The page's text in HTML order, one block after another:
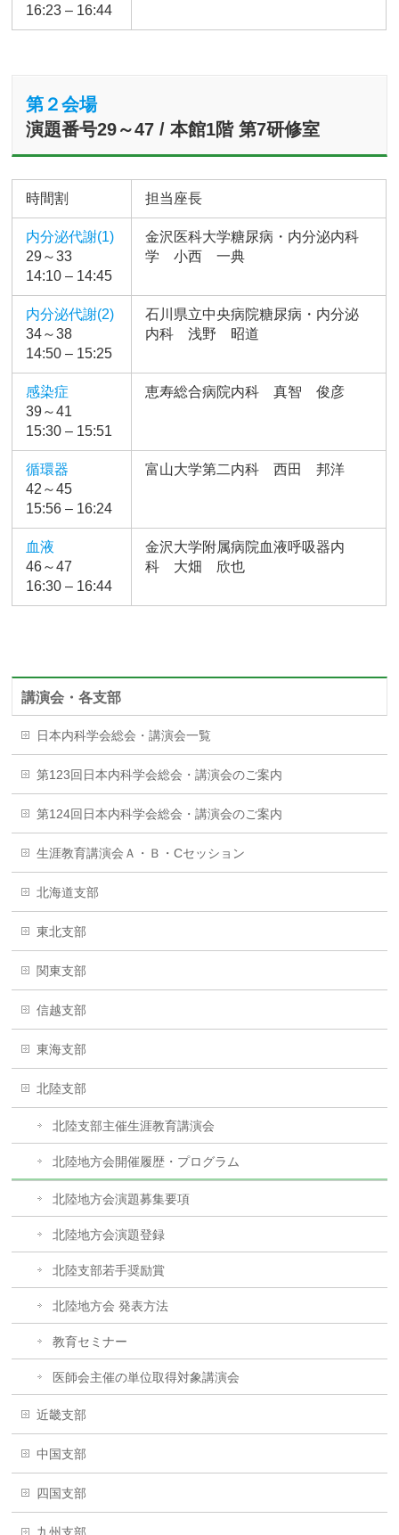
16:23 – 16:44
第２会場
演題番号29～47 / 本館1階 第7研修室
時間割 担当座長
内分泌代謝(1)
29～33
14:10 – 14:45
金沢医科大学糖尿病・内分泌内科
学 小西 一典
内分泌代謝(2)
34～38
14:50 – 15:25
石川県立中央病院糖尿病・内分泌
内科 浅野 昭道
感染症
39～41
15:30 – 15:51
恵寿総合病院内科 真智 俊彦
循環器
42～45
15:56 – 16:24
富山大学第二内科 西田 邦洋
血液
46～47
16:30 – 16:44
金沢大学附属病院血液呼吸器内
科 大畑 欣也
講演会・各支部
日本内科学会総会・講演会一覧
第123回日本内科学会総会・講演会のご案内
第124回日本内科学会総会・講演会のご案内
生涯教育講演会Ａ・Ｂ・Cセッション
北海道支部
東北支部
関東支部
信越支部
東海支部
北陸支部
北陸支部主催生涯教育講演会
北陸地方会開催履歴・プログラム
北陸地方会演題募集要項
北陸地方会演題登録
北陸支部若手奨励賞
北陸地方会 発表方法
教育セミナー
医師会主催の単位取得対象講演会
近畿支部
中国支部
四国支部